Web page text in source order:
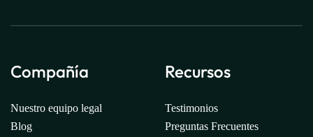
Compañía
Nuestro equipo legal
Blog
Recursos
Testimonios
Preguntas Frecuentes